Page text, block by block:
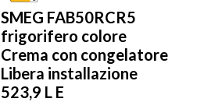
SMEG FAB50RCR5
frigorifero colore
Crema con congelatore
Libera installazione
523,9 L E